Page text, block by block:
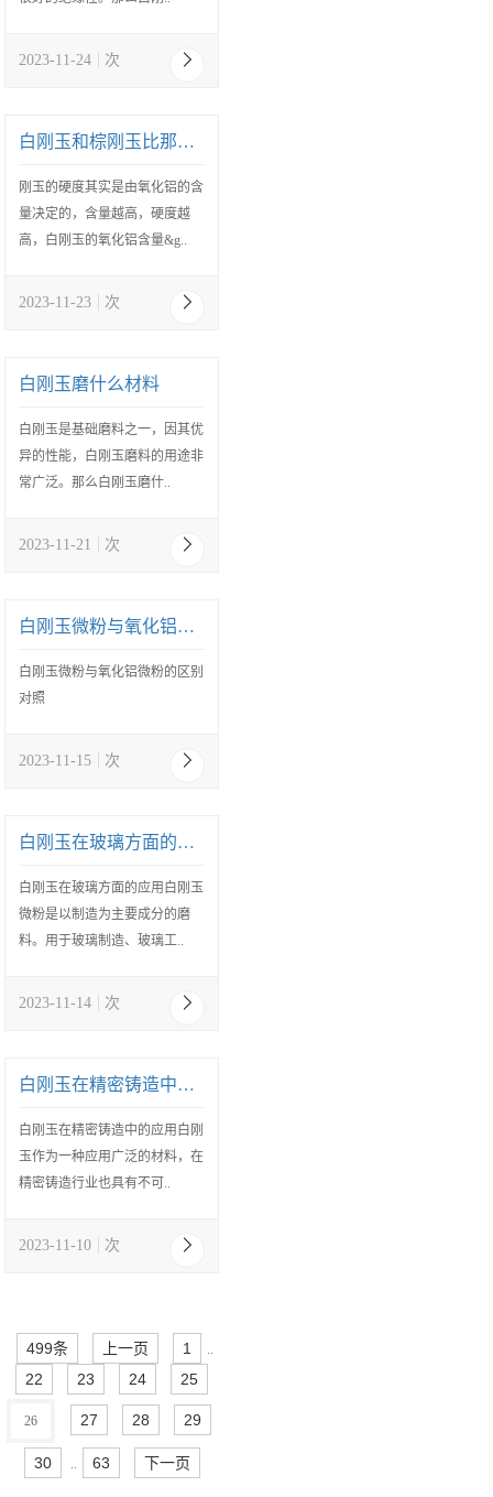
2023-11-24 次
白刚玉和棕刚玉比那个硬度大？
刚玉的硬度其实是由氧化铝的含
量决定的，含量越高，硬度越
高，白刚玉的氧化铝含量&g..
2023-11-23 次
白刚玉磨什么材料
白刚玉是基础磨料之一，因其优
异的性能，白刚玉磨料的用途非
常广泛。那么白刚玉磨什..
2023-11-21 次
白刚玉微粉与氧化铝微粉的区别对照
白刚玉微粉与氧化铝微粉的区别
对照
2023-11-15 次
白刚玉在玻璃方面的应用
白刚玉在玻璃方面的应用白刚玉
微粉是以制造为主要成分的磨
料。用于玻璃制造、玻璃工..
2023-11-14 次
白刚玉在精密铸造中的应用
白刚玉在精密铸造中的应用白刚
玉作为一种应用广泛的材料，在
精密铸造行业也具有不可..
2023-11-10 次
499条 上一页 1 ..
22 23 24 25
26 27 28 29
30 .. 63 下一页